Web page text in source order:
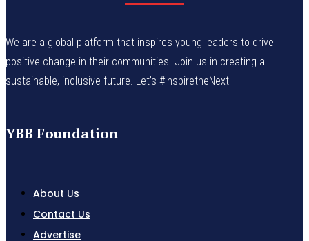
We are a global platform that inspires young leaders to drive
positive change in their communities. Join us in creating a
sustainable, inclusive future. Let’s #InspiretheNext
YBB Foundation
About Us
Contact Us
Advertise